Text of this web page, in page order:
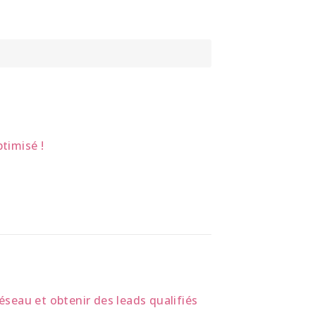
!
et obtenir des leads qualifiés